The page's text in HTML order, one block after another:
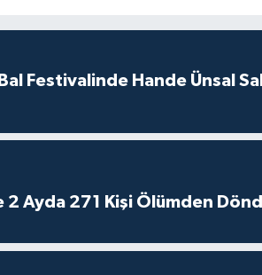
Festivalinde Hande Ünsal
2 Ayda 271 Kişi Ölümden